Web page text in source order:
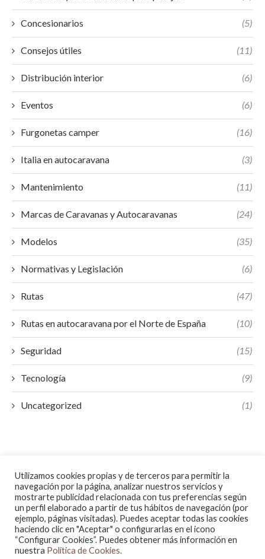
Concesionarios (5)
Consejos útiles (11)
Distribución interior (6)
Eventos (6)
Furgonetas camper (16)
Italia en autocaravana (3)
Mantenimiento (11)
Marcas de Caravanas y Autocaravanas (24)
Modelos (35)
Normativas y Legislación (6)
Rutas (47)
Rutas en autocaravana por el Norte de España (10)
Seguridad (15)
Tecnología (9)
Uncategorized (1)
Utilizamos cookies propias y de terceros para permitir la
navegación por la página, analizar nuestros servicios y
mostrarte publicidad relacionada con tus preferencias según
un perfil elaborado a partir de tus hábitos de navegación (por
ejemplo, páginas visitadas). Puedes aceptar todas las cookies
haciendo clic en "Aceptar" o configurarlas en el icono
“Configurar Cookies”. Puedes obtener más información en
nuestra Política de Cookies.